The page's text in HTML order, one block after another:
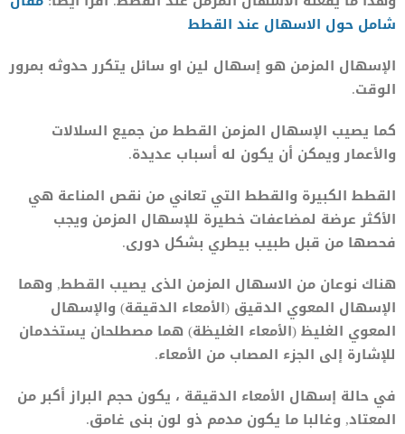
شامل حول الاسهال عند القطط
الإسهال المزمن هو إسهال لين او سائل يتكرر حدوثه بمرور
الوقت.
كما يصيب الإسهال المزمن القطط من جميع السلالات
والأعمار ويمكن أن يكون له أسباب عديدة.
القطط الكبيرة والقطط التي تعاني من نقص المناعة هي
الأكثر عرضة لمضاعفات خطيرة للإسهال المزمن ويجب
فحصها من قبل طبيب بيطري بشكل دورى.
هناك نوعان من الاسهال المزمن الذى يصيب القطط, وهما
الإسهال المعوي الدقيق (الأمعاء الدقيقة) والإسهال
المعوي الغليظ (الأمعاء الغليظة) هما مصطلحان يستخدمان
للإشارة إلى الجزء المصاب من الأمعاء.
في حالة إسهال الأمعاء الدقيقة ، يكون حجم البراز أكبر من
المعتاد, وغالبا ما يكون مدمم ذو لون بنى غامق.